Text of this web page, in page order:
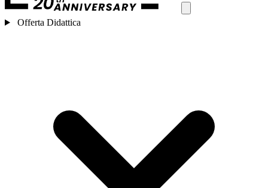
Offerta Didattica